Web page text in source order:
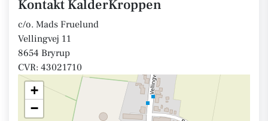
Kontakt KalderKroppen
c/o. Mads Fruelund
Vellingvej 11
8654 Bryrup
CVR: 43021710
+
−